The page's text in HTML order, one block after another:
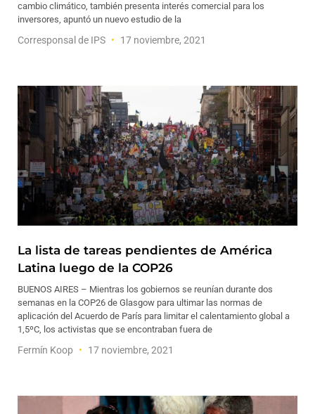
cambio climático, también presenta interés comercial para los
inversores, apuntó un nuevo estudio de la
Corresponsal de IPS 17 noviembre, 2021
La lista de tareas pendientes de América
Latina luego de la COP26
BUENOS AIRES – Mientras los gobiernos se reunían durante dos
semanas en la COP26 de Glasgow para ultimar las normas de
aplicación del Acuerdo de París para limitar el calentamiento global a
1,5ºC, los activistas que se encontraban fuera de
Fermín Koop 17 noviembre, 2021